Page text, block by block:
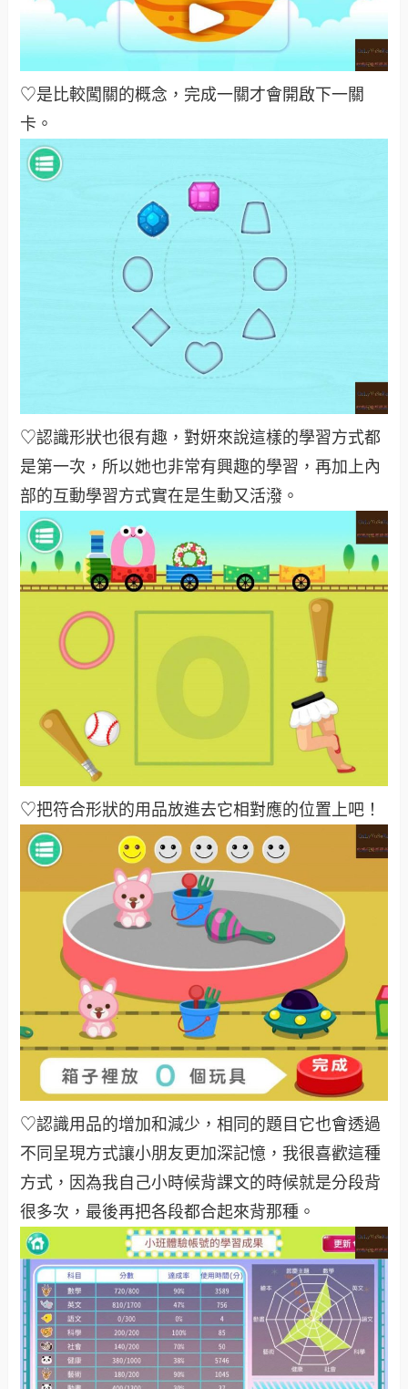
♡是比較闖關的概念，完成一關才會開啟下一關
卡。
♡認識形狀也很有趣，對妍來說這樣的學習方式都
是第一次，所以她也非常有興趣的學習，再加上內
部的互動學習方式實在是生動又活潑。
♡把符合形狀的用品放進去它相對應的位置上吧！
♡認識用品的增加和減少，相同的題目它也會透過
不同呈現方式讓小朋友更加深記憶，我很喜歡這種
方式，因為我自己小時候背課文的時候就是分段背
很多次，最後再把各段都合起來背那種。